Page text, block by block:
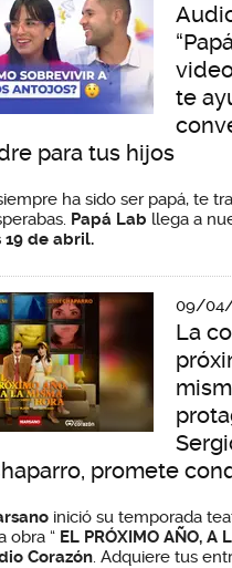
te
para tus hijos
ha sido ser papá, te
Papá Lab llega a
19 de abril.
09/
La
promete
inició su temporada
obra “ EL PRÓXIMO AÑO, A
Corazón. Adquiere tus